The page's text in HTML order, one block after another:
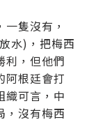
隻沒有，
水)，把梅西
利，但他們
阿根廷會打
織可言，中
沒有梅西